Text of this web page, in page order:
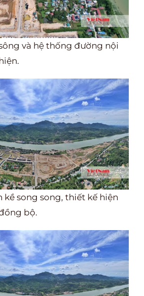
và hệ thống đường nội
kề song song, thiết kế hiện
bộ.